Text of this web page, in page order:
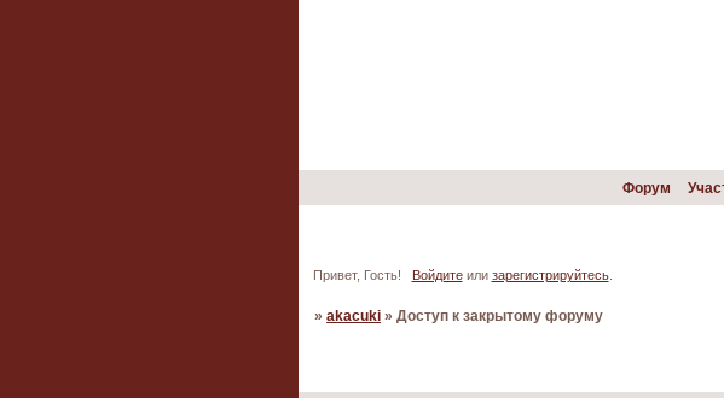
Форум
Привет, Гость! Войдитеили зарегистрируйтесь.
»akacuki »Доступ к закрытому форуму